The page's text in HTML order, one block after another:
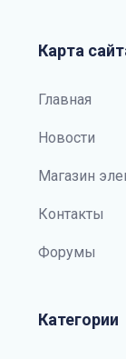
Карта
Главная
Новости
Магазин
Контакты
Форумы
Категории